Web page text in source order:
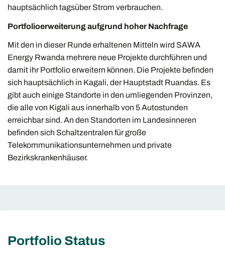
hauptsächlich tagsüber Strom verbrauchen.
Portfolioerweiterung aufgrund hoher Nachfrage
Mit den in dieser Runde erhaltenen Mitteln wird SAWA
Energy Rwanda mehrere neue Projekte durchführen und
damit ihr Portfolio erweitern können. Die Projekte befinden
sich hauptsächlich in Kagali, der Hauptstadt Ruandas. Es
gibt auch einige Standorte in den umliegenden Provinzen,
die alle von Kigali aus innerhalb von 5 Autostunden
erreichbar sind. An den Standorten im Landesinneren
befinden sich Schaltzentralen für große
Telekommunikationsunternehmen und private
Bezirkskrankenhäuser.
Portfolio Status